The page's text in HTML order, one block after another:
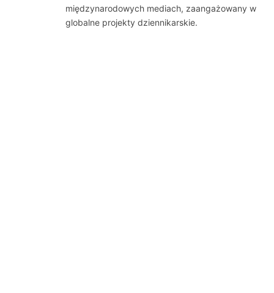
międzynarodowych mediach, zaangażowany w
globalne projekty dziennikarskie.